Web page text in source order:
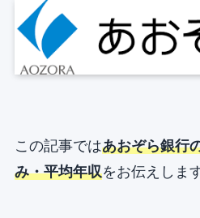
この記事ではあおぞら銀行
み・平均年収をお伝えします